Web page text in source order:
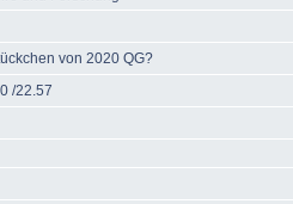
von 2020 QG?
/22.57